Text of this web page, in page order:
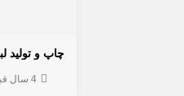
چاپ و تولید
4 سال قبل